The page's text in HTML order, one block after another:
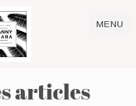
MENU
articles